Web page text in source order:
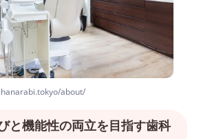
about/
と機能性の両立を目指す歯科